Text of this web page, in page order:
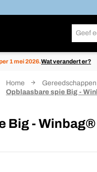
1 mei 2026.Wat verandert er?
Home Gereedschappen
Opblaasbare spie Big -
Big - Winbag®